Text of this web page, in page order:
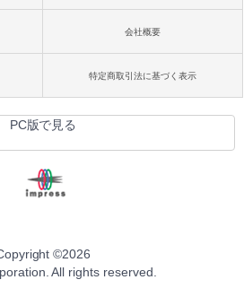
会社概要
特定商取引法に基づく表示
PC版で見る
©2026
All rights reserved.